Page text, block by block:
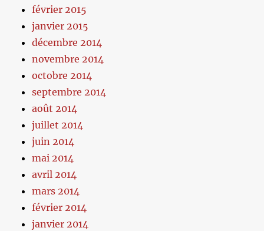
février 2015
janvier 2015
décembre 2014
novembre 2014
octobre 2014
septembre 2014
août 2014
juillet 2014
juin 2014
mai 2014
avril 2014
mars 2014
février 2014
janvier 2014